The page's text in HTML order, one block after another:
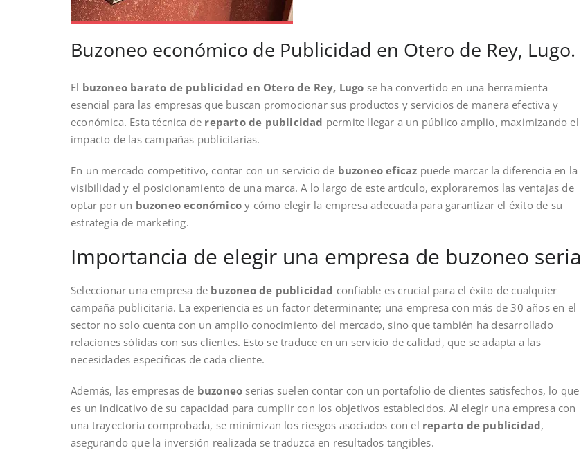
Buzoneo económico de Publicidad en Otero de Rey, Lugo.
El buzoneo barato de publicidad en Otero de Rey, Lugo se ha convertido en una herramienta
esencial para las empresas que buscan promocionar sus productos y servicios de manera efectiva y
económica. Esta técnica de reparto de publicidad permite llegar a un público amplio, maximizando el
impacto de las campañas publicitarias.
En un mercado competitivo, contar con un servicio de buzoneo eficaz puede marcar la diferencia en la
visibilidad y el posicionamiento de una marca. A lo largo de este artículo, exploraremos las ventajas de
optar por un buzoneo económico y cómo elegir la empresa adecuada para garantizar el éxito de su
estrategia de marketing.
Importancia de elegir una empresa de buzoneo seria
Seleccionar una empresa de buzoneo de publicidad confiable es crucial para el éxito de cualquier
campaña publicitaria. La experiencia es un factor determinante; una empresa con más de 30 años en el
sector no solo cuenta con un amplio conocimiento del mercado, sino que también ha desarrollado
relaciones sólidas con sus clientes. Esto se traduce en un servicio de calidad, que se adapta a las
necesidades específicas de cada cliente.
Además, las empresas de buzoneo serias suelen contar con un portafolio de clientes satisfechos, lo que
es un indicativo de su capacidad para cumplir con los objetivos establecidos. Al elegir una empresa con
una trayectoria comprobada, se minimizan los riesgos asociados con el reparto de publicidad,
asegurando que la inversión realizada se traduzca en resultados tangibles.